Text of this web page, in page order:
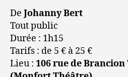
De Johanny Bert
Tout public
Durée : 1h15
Tarifs : de 5 € à 25 €
Lieu : 106 rue de Brancion